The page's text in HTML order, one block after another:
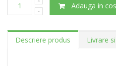
Adauga in cos
Descriere produs Livrare